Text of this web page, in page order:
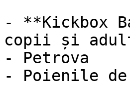
- **Kickbox
copii și
- Petrova
- Poienile de